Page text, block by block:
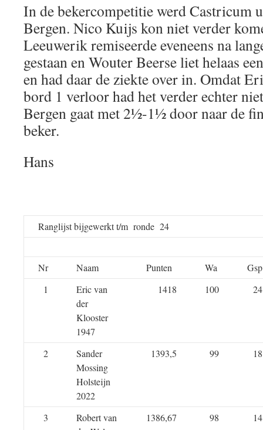
In de bekercompetitie werd Castricum
Bergen. Nico Kuijs kon niet verder
Leeuwerik remiseerde eveneens na
gestaan en Wouter Beerse liet helaas
en had daar de ziekte over in. Omdat
bord 1 verloor had het verder echter
Bergen gaat met 2½-1½ door naar de
beker.
Hans
Ranglijst bijgewerkt t/m ronde 24
Nr Naam Punten Wa
Gsp
1
Eric van
der
Klooster
1947
1418 100 24
2
Sander
Mossing
Holsteijn
2022
1393,5 99 18
3
Robert van
1386,67 98 14